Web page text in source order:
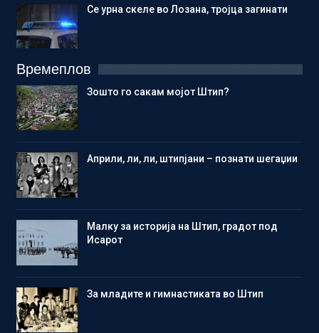
Се урна скеле во Лозана, тројца загинати
Времеплов
Зошто го сакам мојот Штип?
Aприли, ли, ли, штипјани – познати шегаџии
Малку за историја на Штип, градот под
Исарот
Зa младите и гимнастиката во Штип